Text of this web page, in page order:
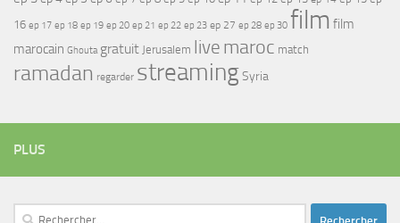
16 ep 17 ep 18 ep 19 ep 20 ep 21 ep 22 ep 23 ep 27 ep 28 ep 30 film film
marocain Ghouta gratuit Jerusalem live maroc match
ramadan regarder streamingSyria
PLUS
Rechercher :